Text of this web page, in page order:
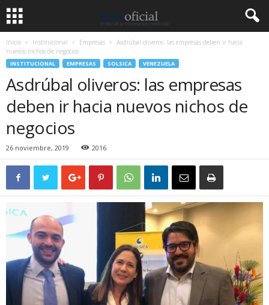
Inicio Institucional Empresas
Asdrúbal oliveros: las empresas deben ir hacia
nuevos nichos de negocios
INSTITUCIONAL EMPRESAS SOLSICA VENEZUELA
Asdrúbal oliveros: las empresas
deben ir hacia nuevos nichos de
negocios
26 noviembre, 2019 2016